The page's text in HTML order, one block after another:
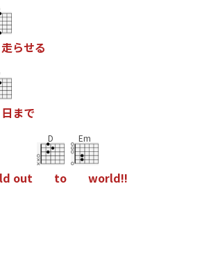
走らせる
日 まで
d out
D
to
Em
world!!